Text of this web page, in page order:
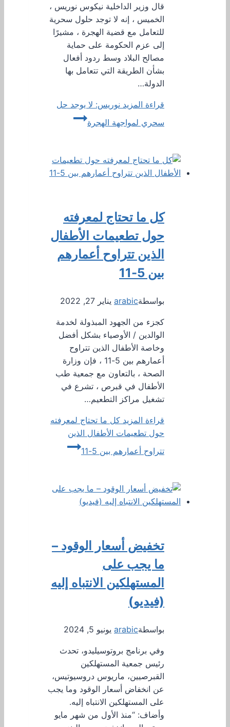
قال وزير الداخلية نيكوس نوريس ،
الخميس ، إنه لا توجد حلول سحرية
للتعامل مع قضية الهجرة ، مشيرًا
إلى عزم الحكومة على حماية
مصالح البلاد وسط ردود أفعال
بشأن الطريقة التي تتعامل بها
الدولة…
قراءة المزيد نوريس: لا يوجد حل
سحري لمواجهة الهجرة
كل ما تحتاج لمعرفته
حول تطعيمات الأطفال
الذين تتراوح أعمارهم
بين 5-11
بواسطةarabic يناير 27, 2022
كجزء من الجهود المبذولة لخدمة
الوالدين / الأوصياء بشكل أفضل
وخاصة الأطفال الذين تتراوح
أعمارهم بين 5-11 ، فإن وزارة
الصحة ، بالتعاون مع جمعية طب
الأطفال في قبرص ، تشرع في
تشغيل مراكز التطعيم…
قراءة المزيد كل ما تحتاج لمعرفته
حول تطعيمات الأطفال الذين
تتراوح أعمارهم بين 5-11
تخفيض أسعار الوقود –
ما يجب على
المستهلكين الانتباه إليه
(فيديو)
بواسطةarabic يونيو 5, 2024
وفي برنامج بروتوسيليدو، تحدث
رئيس جمعية المستهلكين
القبرصيين، ماريوس دروسيوتيس،
عن انخفاض أسعار الوقود وما يجب
على المستهلكين الانتباه إليه.
وأضاف: “منذ الأول من شهر مايو